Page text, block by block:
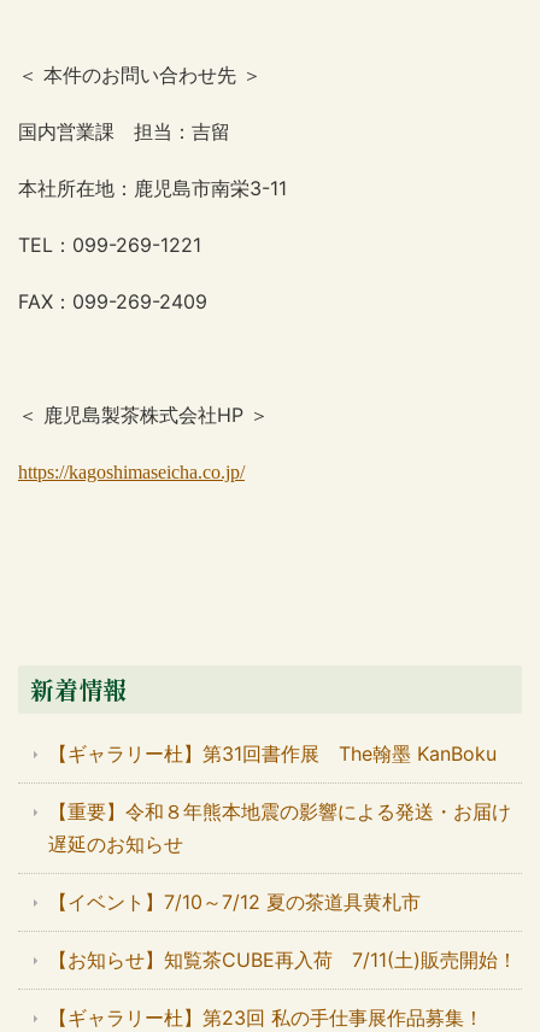
＜ 本件のお問い合わせ先 ＞
国内営業課 担当：吉留
本社所在地：鹿児島市南栄3-11
TEL ： 099-269-1221
FAX ： 099-269-2409
＜ 鹿児島製茶株式会社HP ＞
https://kagoshimaseicha.co.jp/
新着情報
【ギャラリー杜】第31回書作展 The翰墨 KanBoku
【重要】令和８年熊本地震の影響による発送・お届け
遅延のお知らせ
【イベント】7/10～7/12 夏の茶道具黄札市
【お知らせ】知覧茶CUBE再入荷 7/11(土)販売開始！
【ギャラリー杜】第23回 私の手仕事展作品募集！